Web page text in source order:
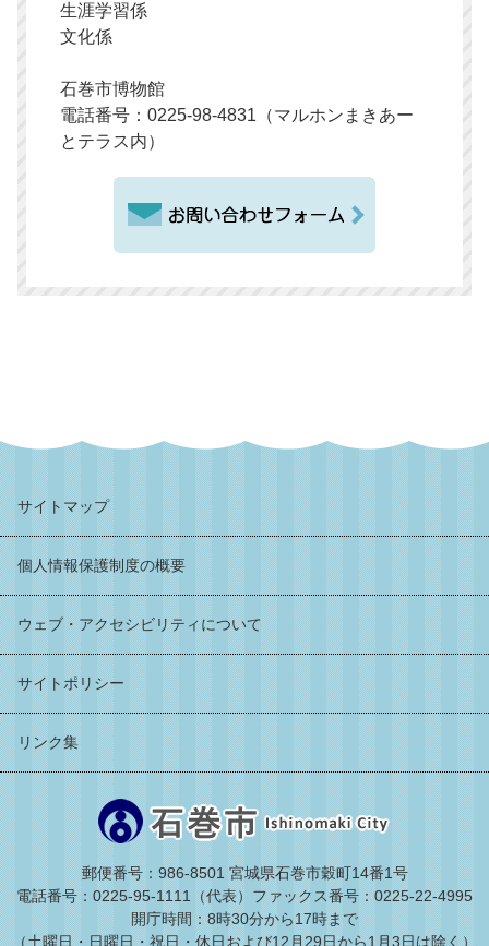
生涯学習係
文化係
石巻市博物館
電話番号：0225-98-4831（マルホンまきあー
とテラス内）
サイトマップ
個人情報保護制度の概要
ウェブ・アクセシビリティについて
サイトポリシー
リンク集
郵便番号：986-8501 宮城県石巻市穀町14番1号
電話番号：0225-95-1111（代表） ファックス番号：0225-22-4995
開庁時間：8時30分から17時まで
（土曜日・日曜日・祝日・休日および12月29日から1月3日は除く）